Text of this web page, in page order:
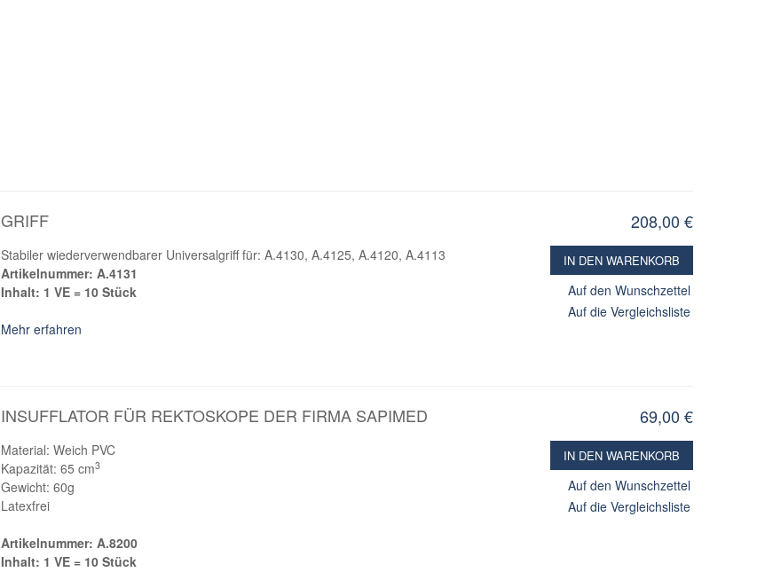
GRIFF 208,00 €
IN DEN WARENKORB
Auf den Wunschzettel
Auf die Vergleichsliste
Stabiler wiederverwendbarer Universalgriff für: A.4130, A.4125, A.4120, A.4113
Artikelnummer: A.4131
Inhalt: 1 VE = 10 Stück
Mehr erfahren
INSUFFLATOR FÜR REKTOSKOPE DER FIRMA SAPIMED 69,00 €
IN DEN WARENKORB
Auf den Wunschzettel
Auf die Vergleichsliste
Material: Weich PVC
Kapazität: 65 cm3
Gewicht: 60g
Latexfrei
Artikelnummer: A.8200
Inhalt: 1 VE = 10 Stück